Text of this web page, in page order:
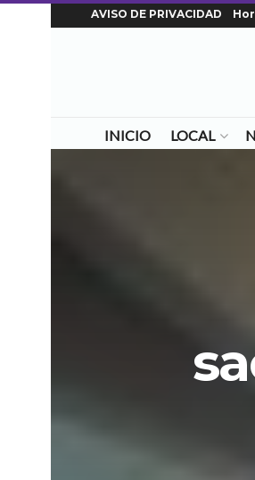
AVISO DE PRIVACIDAD
INICIO LOCAL